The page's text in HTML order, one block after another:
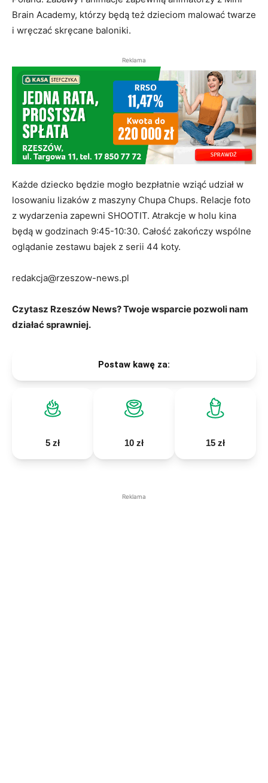
Brain Academy, którzy będą też dzieciom malować twarze
i wręczać skręcane baloniki.
Reklama
Każde dziecko będzie mogło bezpłatnie wziąć udział w
losowaniu lizaków z maszyny Chupa Chups. Relacje foto
z wydarzenia zapewni SHOOTIT. Atrakcje w holu kina
będą w godzinach 9:45-10:30. Całość zakończy wspólne
oglądanie zestawu bajek z serii 44 koty.
redakcja@rzeszow-news.pl
Czytasz Rzeszów News? Twoje wsparcie pozwoli nam
działać sprawniej.
Postaw kawę za:
5 zł 10 zł 15 zł
Reklama